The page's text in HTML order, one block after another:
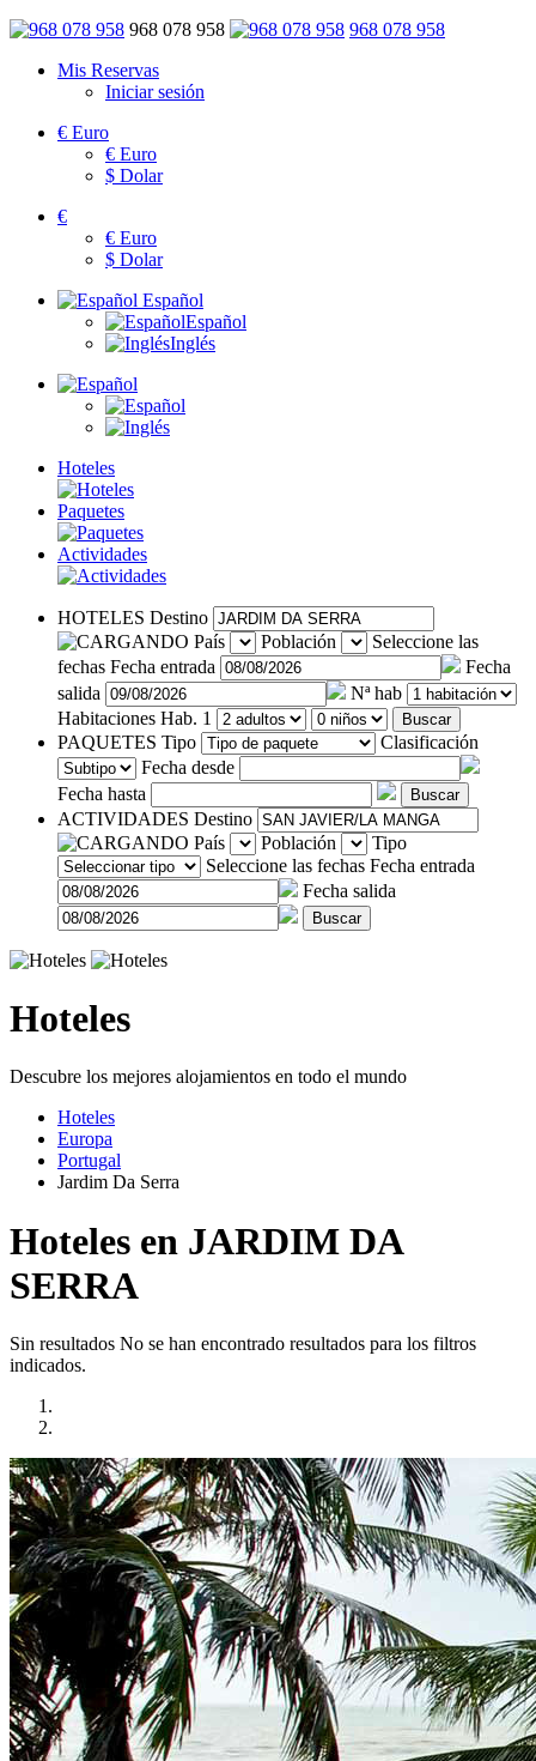
968 078 958
968 078 958
Mis Reservas
Iniciar sesión
€ Euro
€ Euro
$ Dolar
€
€ Euro
$ Dolar
Español
Español
Inglés
Hoteles
Paquetes
Actividades
HOTELES Destino
País
Población
Seleccione las
fechas Fecha entrada
Fecha
salida
Nª hab
Habitaciones Hab. 1 Buscar
PAQUETES Tipo
Clasificación
Fecha desde
Fecha hasta
Buscar
ACTIVIDADES Destino
País
Población
Tipo
Seleccione las fechas Fecha entrada
Fecha salida
Buscar
Hoteles
Descubre los mejores alojamientos en todo el mundo
Hoteles
Europa
Portugal
Jardim Da Serra
Hoteles en JARDIM DA
SERRA
Sin resultados No se han encontrado resultados para los filtros
indicados.